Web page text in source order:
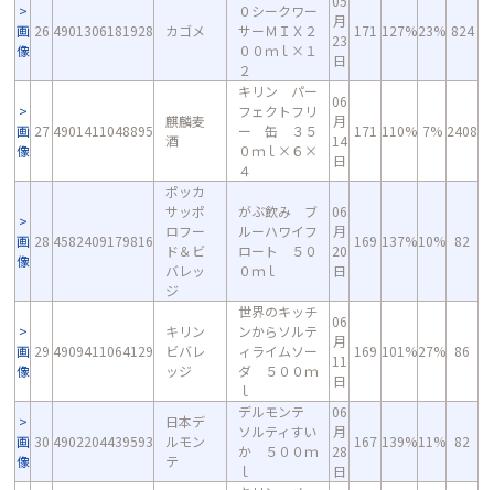
画
像
26 4901306181928 カゴメ
０シークワー
サーＭＩＸ２
００ｍｌ×１
２
月
23
日
171 127%23% 824
画
像
27 4901411048895
麒麟麦
酒
キリン パー
フェクトフリ
ー 缶 ３５
０ｍｌ×６×
４
06
月
14
日
171 110% 7% 2408
画
像
28 4582409179816
ポッカ
サッポ
ロフー
ド＆ビ
バレッ
ジ
がぶ飲み ブ
ルーハワイフ
ロート ５０
０ｍｌ
06
月
20
日
169 137%10% 82
画
像
29 4909411064129
キリン
ビバレ
ッジ
世界のキッチ
ンからソルテ
ィライムソー
ダ ５００ｍ
ｌ
06
月
11
日
169 101%27% 86
画
像
30 4902204439593
日本デ
ルモン
テ
デルモンテ
ソルティすい
か ５００ｍ
ｌ
06
月
28
日
167 139%11% 82